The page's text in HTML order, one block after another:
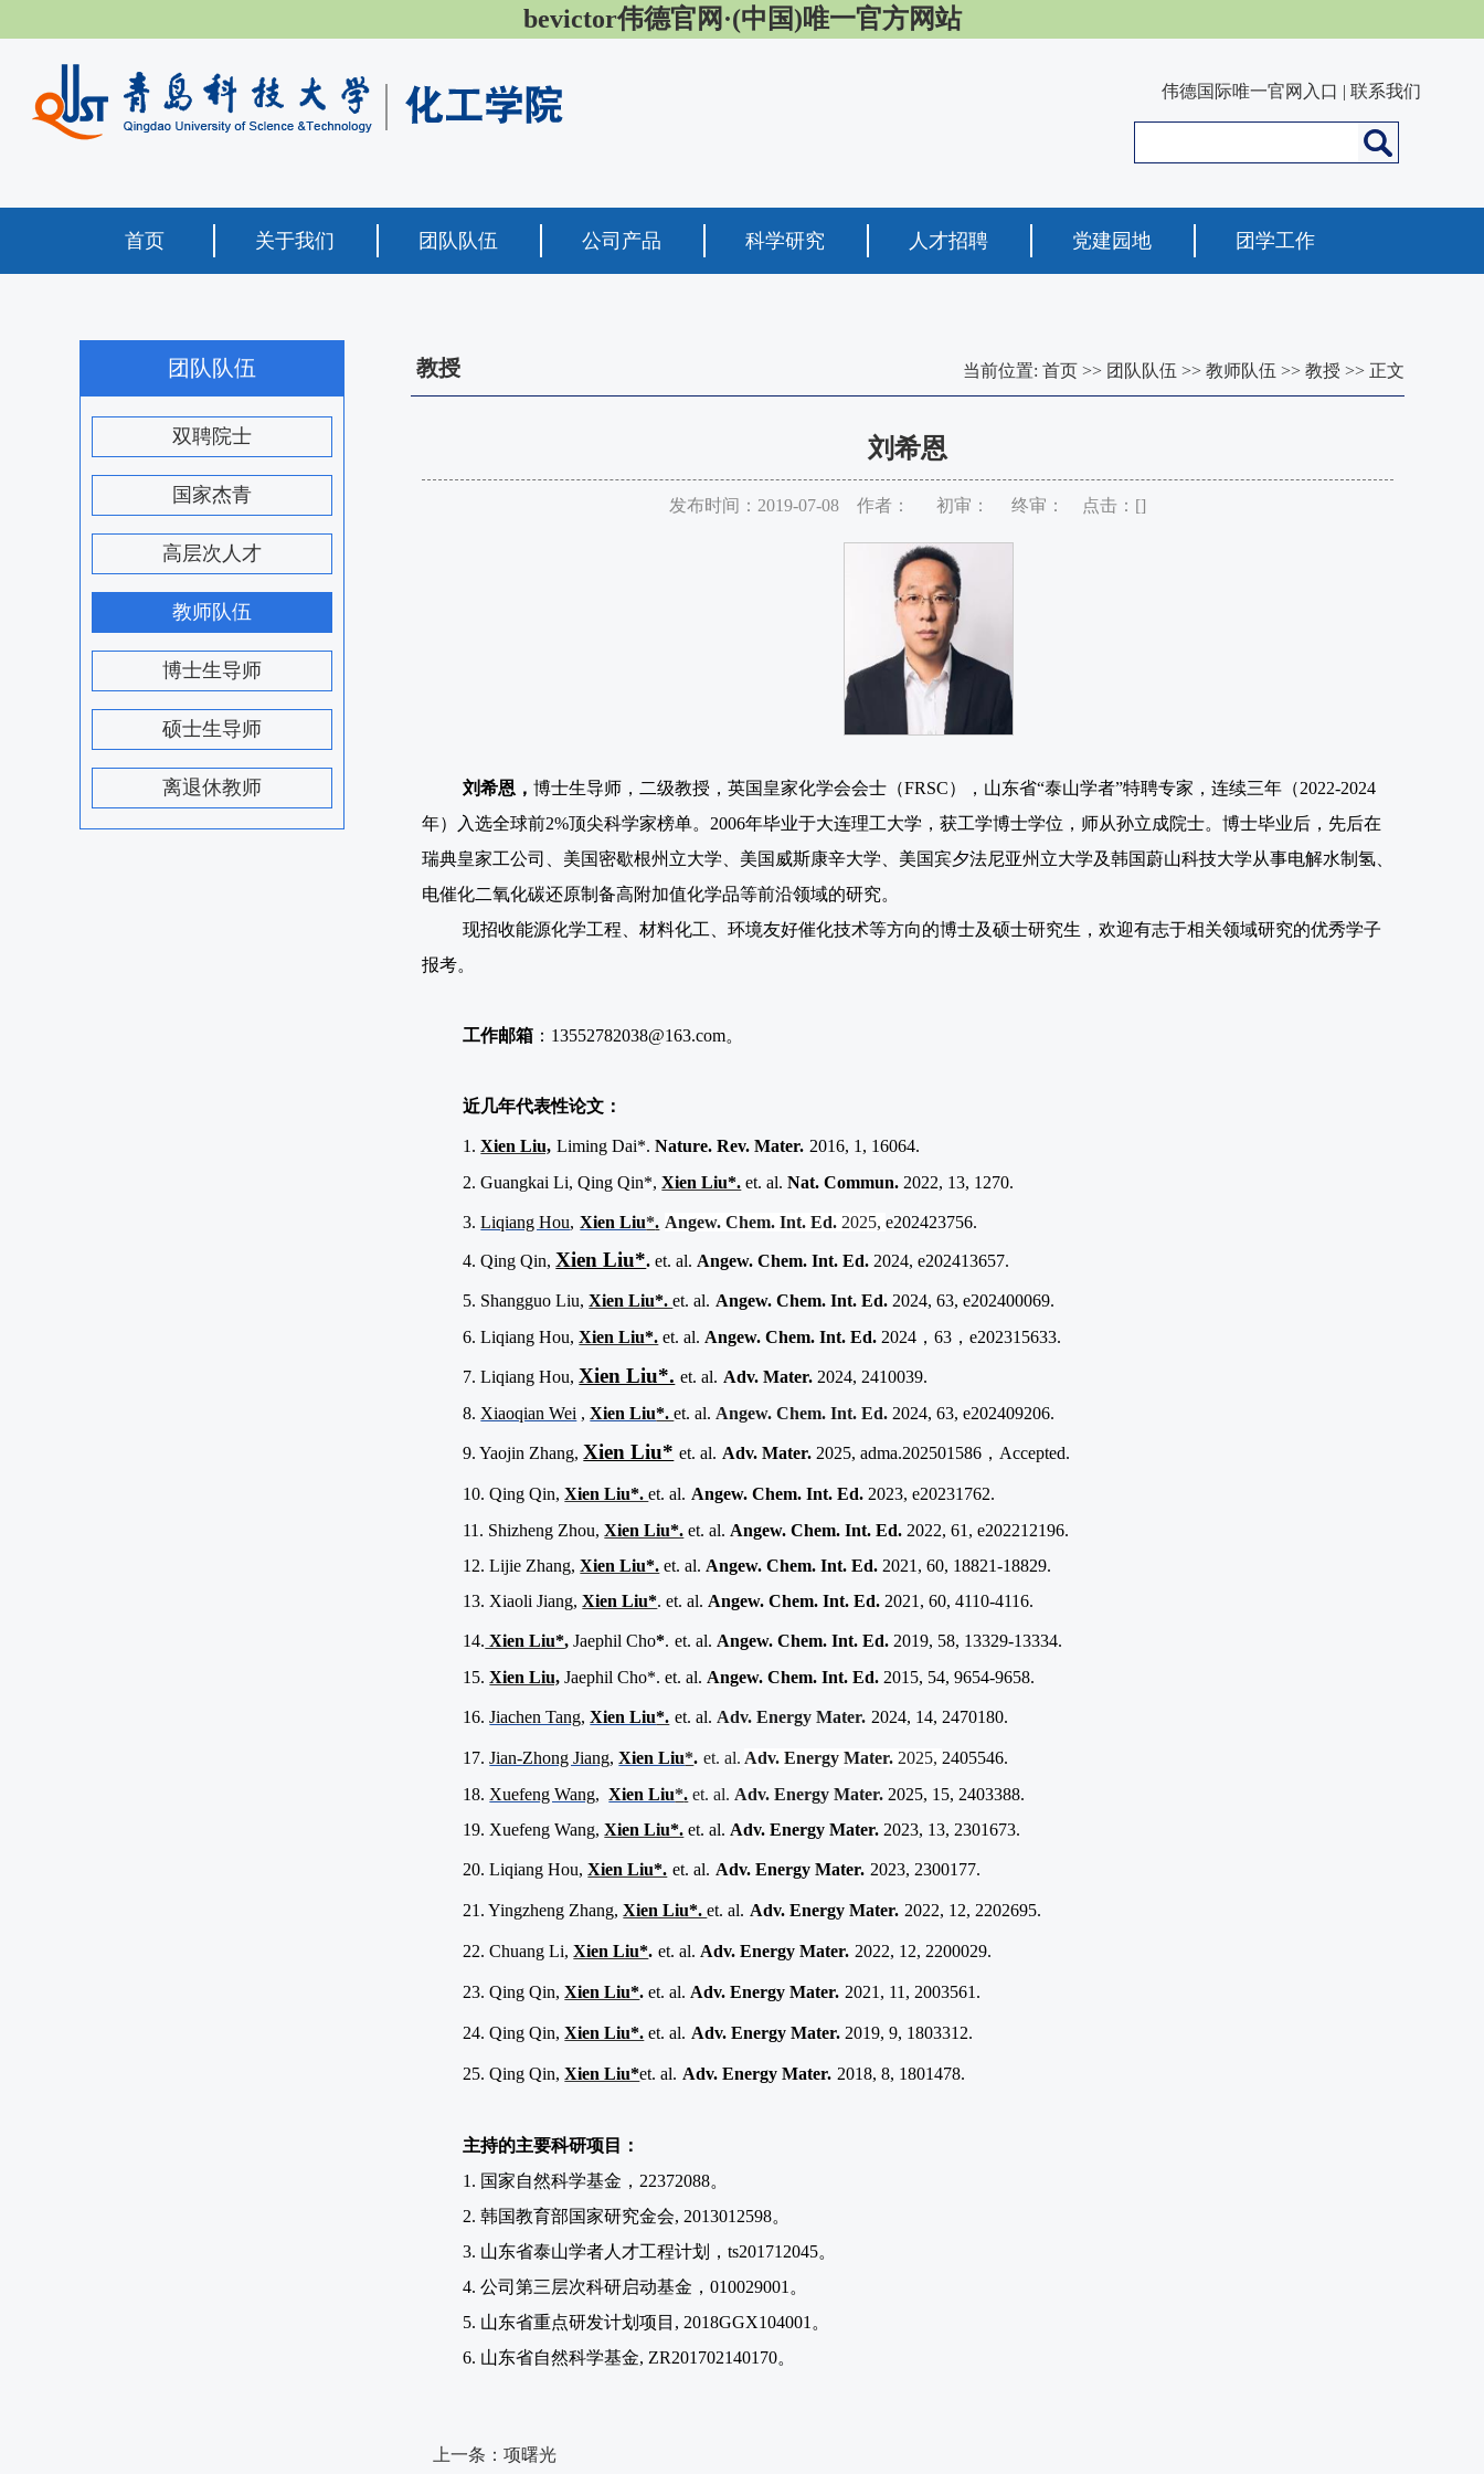
bevictor伟德官网·(中国)唯一官方网站
伟德国际唯一官网入口 | 联系我们
首页 关于我们 团队队伍 公司产品 科学研究 人才招聘 党建园地 团学工作
团队队伍
双聘院士
国家杰青
高层次人才
教师队伍
博士生导师
硕士生导师
离退休教师
教授 当前位置: 首页 >> 团队队伍 >> 教师队伍 >> 教授 >> 正文
刘希恩
发布时间：2019-07-08 作者： 初审： 终审： 点击：[]
刘希恩，博士生导师，二级教授，英国皇家化学会会士（FRSC），山东省“泰山学者”特聘专家，连续三年（2022-2024
年）入选全球前2%顶尖科学家榜单。 2006年毕业于大连理工大学，获工学博士学位，师从孙立成院士。博士毕业后，先后在
瑞典皇家工公司、美国密歇根州立大学、美国威斯康辛大学、美国宾夕法尼亚州立大学及韩国蔚山科技大学从事电解水制氢、
电催化二氧化碳还原制备高附加值化学品等前沿领域的研究。
现招收能源化学工程、材料化工、环境友好催化技术等方向的博士及硕士研究生，欢迎有志于相关领域研究的优秀学子
报考。
工作邮箱 ： 13552782038@163.com。
近几年代表性论文：
1.Xien Liu, Liming Dai*.Nature. Rev. Mater. 2016, 1, 16064.
2. Guangkai Li, Qing Qin*,Xien Liu*. et. al.Nat. Commun. 2022, 13, 1270.
3.Liqiang Hou, Xien Liu*. Angew. Chem. Int. Ed. 2025,e202423756.
4. Qing Qin, Xien Liu*. et. al. Angew. Chem. Int. Ed. 2024, e202413657.
5. Shangguo Liu,Xien Liu*.et. al. Angew. Chem. Int. Ed. 2024, 63, e202400069.
6. Liqiang Hou,Xien Liu*. et. al. Angew. Chem. Int. Ed. 2024 ，63 ，e202315633.
7. Liqiang Hou, Xien Liu*. et. al. Adv. Mater. 2024, 2410039.
8. Xiaoqian Wei ,Xien Liu*.et. al. Angew. Chem. Int. Ed. 2024, 63, e202409206.
9. Yaojin Zhang, Xien Liu* et. al. Adv. Mater. 2025, adma.202501586 ， Accepted.
10. Qing Qin,Xien Liu*.et. al. Angew. Chem. Int. Ed. 2023, e20231762.
11. Shizheng Zhou,Xien Liu*. et. al. Angew. Chem. Int. Ed. 2022, 61, e202212196.
12. Lijie Zhang,Xien Liu*. et. al. Angew. Chem. Int. Ed. 2021, 60, 18821-18829.
13. Xiaoli Jiang,Xien Liu*. et. al. Angew. Chem. Int. Ed. 2021, 60, 4110-4116.
14. Xien Liu*,Jaephil Cho*. et. al. Angew. Chem. Int. Ed. 2019, 58, 13329-13334.
15.Xien Liu, Jaephil Cho*. et. al. Angew. Chem. Int. Ed. 2015, 54, 9654-9658.
16.Jiachen Tang,Xien Liu*. et. al. Adv. Energy Mater. 2024, 14, 2470180.
17.Jian-Zhong Jiang,Xien Liu*. et. al. Adv. Energy Mater. 2025, 2405546.
18. Xuefeng Wang,Xien Liu*. et. al. Adv. Energy Mater. 2025, 15, 2403388.
19. Xuefeng Wang,Xien Liu*. et. al. Adv. Energy Mater. 2023, 13, 2301673.
20. Liqiang Hou,Xien Liu*. et. al. Adv. Energy Mater. 2023, 2300177.
21. Yingzheng Zhang,Xien Liu*.et. al. Adv. Energy Mater. 2022, 12, 2202695.
22. Chuang Li,Xien Liu*. et. al. Adv. Energy Mater. 2022, 12, 2200029.
23. Qing Qin,Xien Liu*.et. al. Adv. Energy Mater. 2021, 11, 2003561.
24. Qing Qin,Xien Liu*. et. al. Adv. Energy Mater. 2019, 9, 1803312.
25. Qing Qin,Xien Liu*et. al. Adv. Energy Mater. 2018, 8, 1801478.
主持的主要科研项目：
1. 国家自然科学基金， 22372088。
2.韩国教育部国家研究金会, 2013012598。
3. 山东省泰山学者人才工程计划，ts201712045。
4.公司第三层次科研启动基金，010029001 。
5. 山东省重点研发计划项目 , 2018GGX104001 。
6. 山东省自然科学基金, ZR201702140170。
上一条： 项曙光